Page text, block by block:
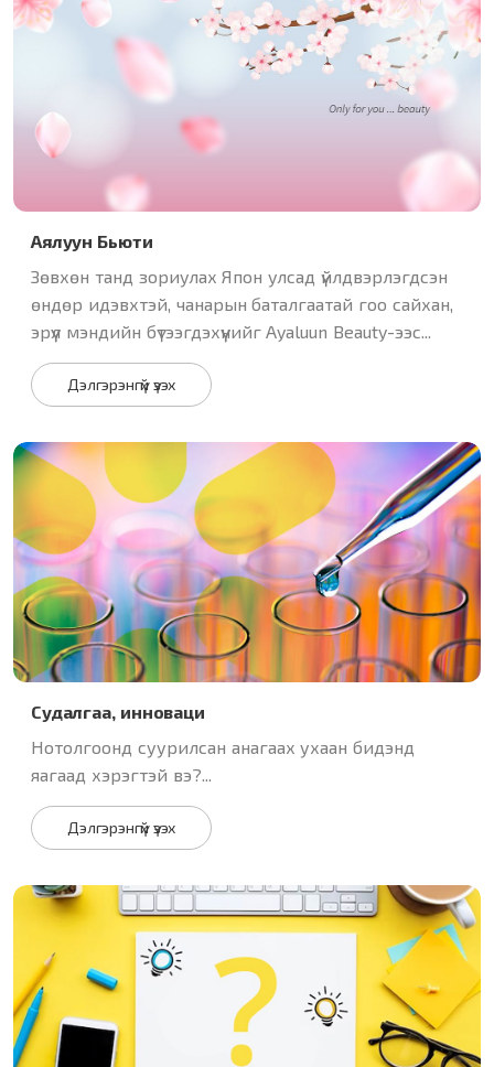
Аялуун Бьюти
Зөвхөн танд зориулах Япон улсад үйлдвэрлэгдсэн
өндөр идэвхтэй, чанарын баталгаатай гоо сайхан,
эрүүл мэндийн бүтээгдэхүүнийг Ayaluun Beauty-ээс...
Дэлгэрэнгүй үзэх
Судалгаа, инноваци
Нотолгоонд суурилсан анагаах ухаан бидэнд
яагаад хэрэгтэй вэ?...
Дэлгэрэнгүй үзэх